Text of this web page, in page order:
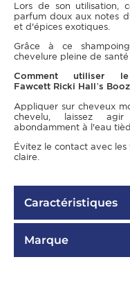
Lors de son utilisation,
parfum doux aux notes
et d'épices exotiques.
Grâce à ce
chevelure pleine de santé
Comment utiliser
Fawcett Ricki Hall’s
Appliquer sur cheveux
chevelu, laissez
abondamment à l'eau
Évitez le contact avec
claire.
Caractéristiques
Marque